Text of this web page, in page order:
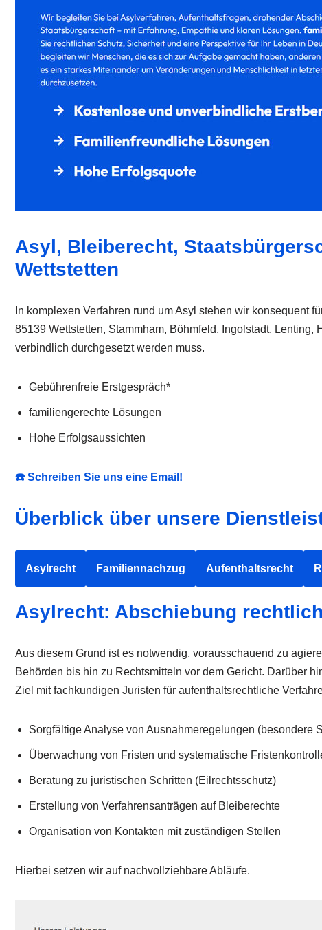
Asyl, Bleiberecht,
Wettstetten
In komplexen Verfahren rund um Asyl stehen wir konsequent
85139 Wettstetten, Stammham, Böhmfeld, Ingolstadt,
verbindlich durchgesetzt werden muss.
Gebührenfreie Erstgespräch*
familiengerechte Lösungen
Hohe Erfolgsaussichten
☎️ Schreiben Sie uns eine Email!
Überblick über unsere
Asylrecht Familiennachzug Aufenthaltsrecht
Asylrecht: Abschiebung
Aus diesem Grund ist es notwendig, vorausschauend zu
Behörden bis hin zu Rechtsmitteln vor dem Gericht. Darüber
Ziel mit fachkundigen Juristen für aufenthaltsrechtliche
Sorgfältige Analyse von Ausnahmeregelungen (besondere
Überwachung von Fristen und systematische
Beratung zu juristischen Schritten (Eilrechtsschutz)
Erstellung von Verfahrensanträgen auf Bleiberechte
Organisation von Kontakten mit zuständigen Stellen
Hierbei setzen wir auf nachvollziehbare Abläufe.